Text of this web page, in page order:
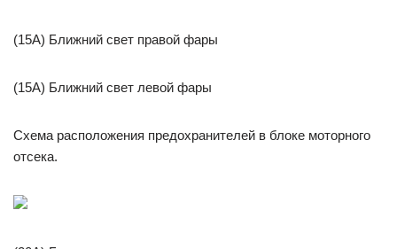
(15A) Ближний свет правой фары
(15A) Ближний свет левой фары
Схема расположения предохранителей в блоке моторного
отсека.